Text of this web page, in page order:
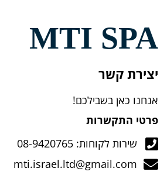
יצירת קשר
אנחנו כאן בשבילכם!
MTI SPA
פרטי התקשרות
שירות לקוחות: 08-9420765
mti.israel.ltd@gmail.com